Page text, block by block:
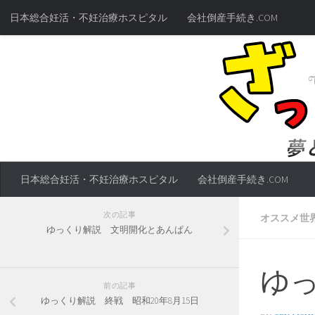
日本総合妊活・不妊治療ホスピタル 会社倒産手続き.COM
日本総合妊活・不妊治療ホスピタル 会社倒産手続き.COM
オススメ世
ゆ
次の記事
ゆっくり解説 文明開化とあんぱん
前の記事
ゆっくり解説 終戦 昭和20年8月15日